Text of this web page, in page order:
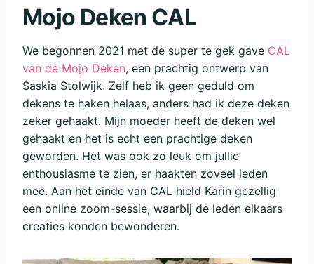
Mojo Deken CAL
We begonnen 2021 met de super te gek gave CAL
van de Mojo Deken, een prachtig ontwerp van
Saskia Stolwijk. Zelf heb ik geen geduld om
dekens te haken helaas, anders had ik deze deken
zeker gehaakt. Mijn moeder heeft de deken wel
gehaakt en het is echt een prachtige deken
geworden. Het was ook zo leuk om jullie
enthousiasme te zien, er haakten zoveel leden
mee. Aan het einde van CAL hield Karin gezellig
een online zoom-sessie, waarbij de leden elkaars
creaties konden bewonderen.